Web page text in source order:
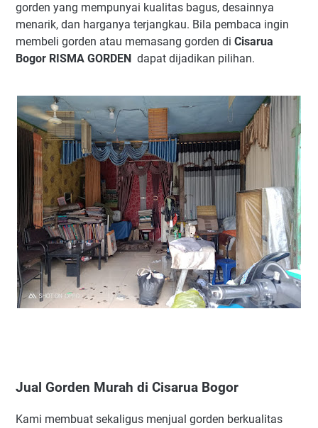
gorden yang mempunyai kualitas bagus, desainnya
menarik, dan harganya terjangkau. Bila pembaca ingin
membeli gorden atau memasang gorden di Cisarua
Bogor RISMA GORDEN dapat dijadikan pilihan.
Jual Gorden Murah di Cisarua Bogor
Kami membuat sekaligus menjual gorden berkualitas